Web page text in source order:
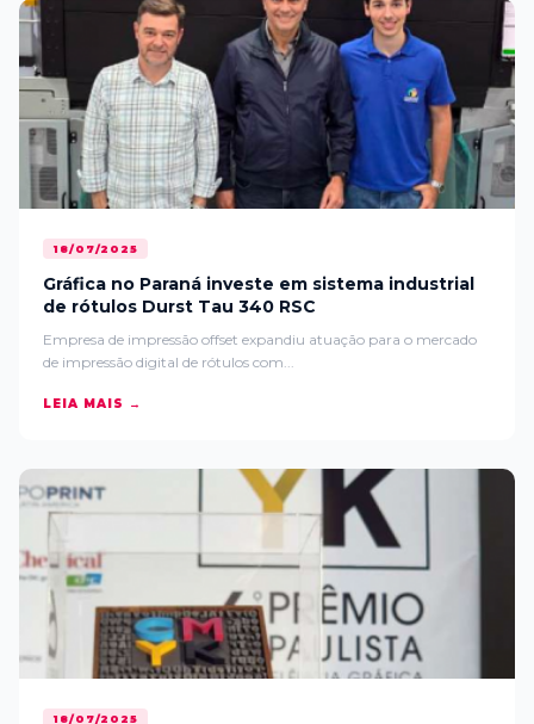
18/07/2025
Gráfica no Paraná investe em sistema industrial
de rótulos Durst Tau 340 RSC
Empresa de impressão offset expandiu atuação para o mercado
de impressão digital de rótulos com...
LEIA MAIS →
18/07/2025